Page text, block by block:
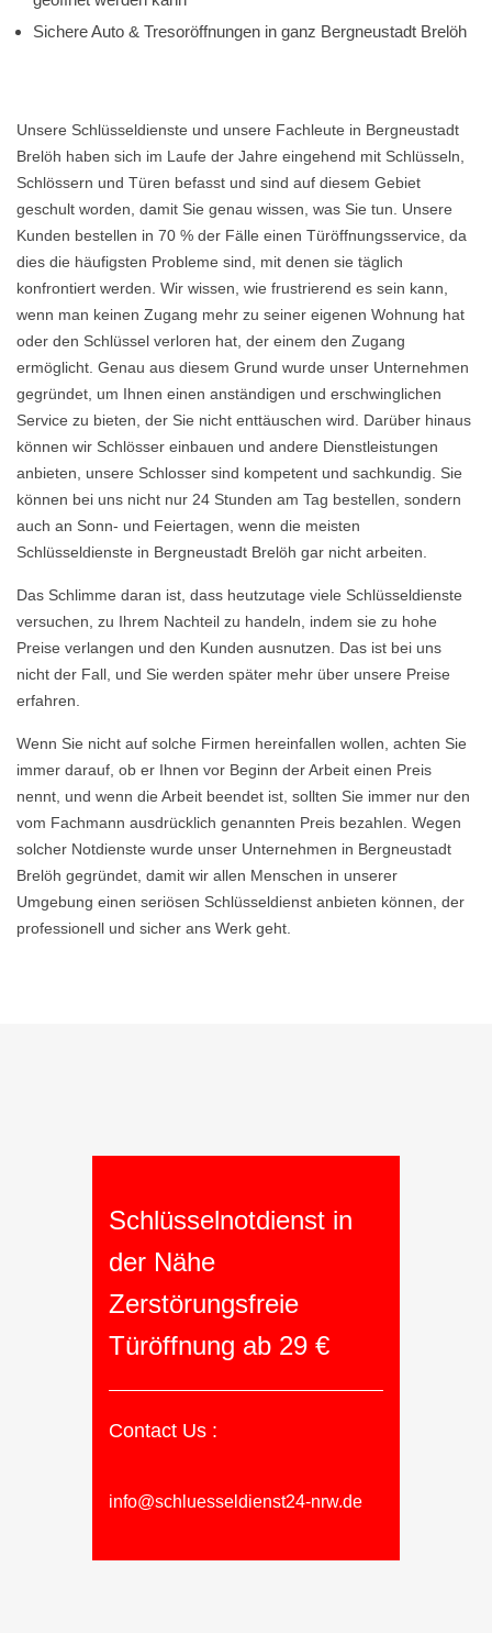
Sichere Auto & Tresoröffnungen in ganz Bergneustadt Brelöh
Unsere Schlüsseldienste und unsere Fachleute in Bergneustadt
Brelöh haben sich im Laufe der Jahre eingehend mit Schlüsseln,
Schlössern und Türen befasst und sind auf diesem Gebiet
geschult worden, damit Sie genau wissen, was Sie tun. Unsere
Kunden bestellen in 70 % der Fälle einen Türöffnungsservice, da
dies die häufigsten Probleme sind, mit denen sie täglich
konfrontiert werden. Wir wissen, wie frustrierend es sein kann,
wenn man keinen Zugang mehr zu seiner eigenen Wohnung hat
oder den Schlüssel verloren hat, der einem den Zugang
ermöglicht. Genau aus diesem Grund wurde unser Unternehmen
gegründet, um Ihnen einen anständigen und erschwinglichen
Service zu bieten, der Sie nicht enttäuschen wird. Darüber hinaus
können wir Schlösser einbauen und andere Dienstleistungen
anbieten, unsere Schlosser sind kompetent und sachkundig. Sie
können bei uns nicht nur 24 Stunden am Tag bestellen, sondern
auch an Sonn- und Feiertagen, wenn die meisten
Schlüsseldienste in Bergneustadt Brelöh gar nicht arbeiten.
Das Schlimme daran ist, dass heutzutage viele Schlüsseldienste
versuchen, zu Ihrem Nachteil zu handeln, indem sie zu hohe
Preise verlangen und den Kunden ausnutzen. Das ist bei uns
nicht der Fall, und Sie werden später mehr über unsere Preise
erfahren.
Wenn Sie nicht auf solche Firmen hereinfallen wollen, achten Sie
immer darauf, ob er Ihnen vor Beginn der Arbeit einen Preis
nennt, und wenn die Arbeit beendet ist, sollten Sie immer nur den
vom Fachmann ausdrücklich genannten Preis bezahlen. Wegen
solcher Notdienste wurde unser Unternehmen in Bergneustadt
Brelöh gegründet, damit wir allen Menschen in unserer
Umgebung einen seriösen Schlüsseldienst anbieten können, der
professionell und sicher ans Werk geht.
Schlüsselnotdienst in
der Nähe
Zerstörungsfreie
Türöffnung ab 29 €
Contact Us :
info@schluesseldienst24-nrw.de